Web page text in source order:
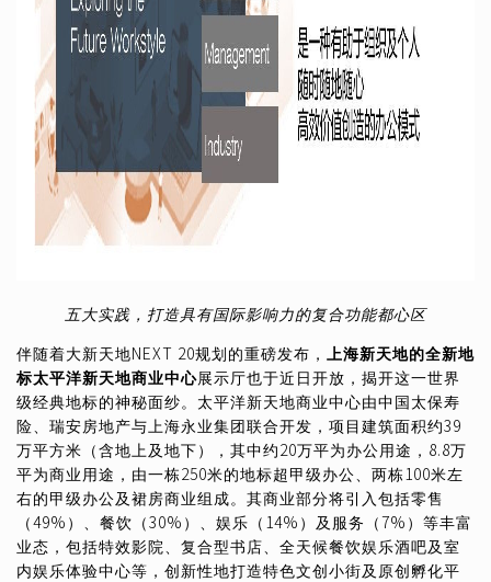
五大实践，打造具有国际影响力的复合功能都心区
伴随着大新天地NEXT 20规划的重磅发布， 上海新天地的全新地
标太平洋新天地商业中心展示厅也于近日开放，揭开这一世界
级经典地标的神秘面纱。太平洋新天地商业中心由中国太保寿
险、瑞安房地产与上海永业集团联合开发，项目建筑面积约39
万平方米（含地上及地下），其中约20万平为办公用途，8.8万
平为商业用途，由一栋250米的地标超甲级办公、两栋100米左
右的甲级办公及裙房商业组成。其商业部分将引入包括零售
（49%）、餐饮（30%）、娱乐（14%）及服务（7%）等丰富
业态，包括特效影院、复合型书店、全天候餐饮娱乐酒吧及室
内娱乐体验中心等，创新性地打造特色文创小街及原创孵化平